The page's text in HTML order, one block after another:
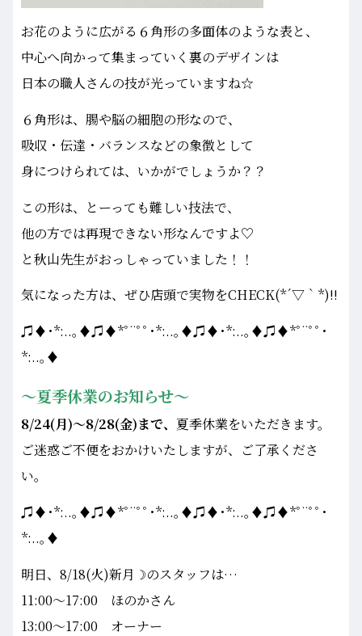
お花のように広がる６角形の多面体のような表と、
中心へ向かって集まっていく裏のデザインは
日本の職人さんの技が光っていますね☆
６角形は、腸や脳の細胞の形なので、
吸収・伝達・バランスなどの象徴として
身につけられては、いかがでしょうか？？
この形は、とーっても難しい技法で、
他の方では再現できない形なんですよ♡
と秋山先生がおっしゃっていました！！
気になった方は、ぜひ店頭で実物をCHECK(*´▽｀*)!!
♫♦･*:..｡♦♫♦*ﾟ¨ﾟﾟ･*:..｡♦♫♦･*:..｡♦♫♦*ﾟ¨ﾟﾟ･
*:..｡♦
～夏季休業のお知らせ～
8/24(月)～8/28(金)まで、 夏季休業をいただきます。
ご迷惑ご不便をおかけいたしますが、ご了承くださ
い。
♫♦･*:..｡♦♫♦*ﾟ¨ﾟﾟ･*:..｡♦♫♦･*:..｡♦♫♦*ﾟ¨ﾟﾟ･
*:..｡♦
明日、8/18(火)新月☽のスタッフは…
11:00～17:00 ほのかさん
13:00～17:00 オーナー